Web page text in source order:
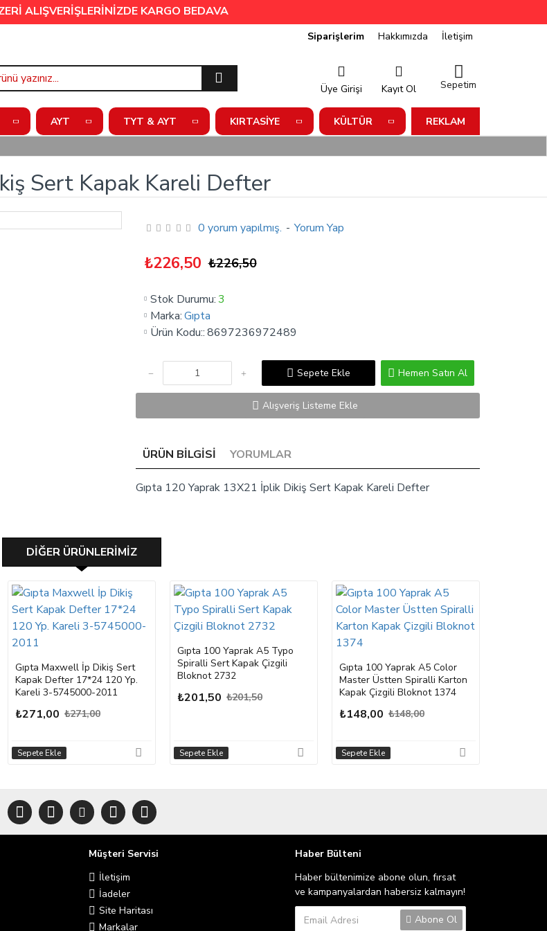
ALIŞVERİŞLERİNİZDE KARGO BEDAVA
Siparişlerim Hakkımızda İletişim
Üye Girişi Kayıt Ol Sepetim
AYT TYT & AYT KIRTASIYE KÜLTÜR REKLAM
Sert Kapak Kareli Defter
Stok Durumu:3
Marka:Gıpta
Ürün Kodu::8697236972489
0 yorum yapılmış. - Yorum Yap
₺226,50 ₺226,50
Sepete Ekle Hemen Satın Al
Alışveriş Listeme Ekle
ÜRÜN BILGISI YORUMLAR
Gıpta 120 Yaprak 13X21 İplik Dikiş Sert Kapak Kareli Defter
DIĞER ÜRÜNLERIMIZ
Gıpta Maxwell İp Dikiş Sert
Kapak Defter 17*24 120 Yp.
Kareli 3-5745000-2011
₺271,00 ₺271,00
Sepete Ekle
Gıpta 100 Yaprak A5 Typo
Spiralli Sert Kapak Çizgili
Bloknot 2732
₺201,50 ₺201,50
Sepete Ekle
Gıpta 100 Yaprak A5 Color
Master Üstten Spiralli Karton
Kapak Çizgili Bloknot 1374
₺148,00 ₺148,00
Sepete Ekle
Müşteri Servisi
İletişim
İadeler
Site Haritası
Markalar
Haber Bülteni
Haber bültenimize abone olun, fırsat
ve kampanyalardan habersiz kalmayın!
Abone Ol